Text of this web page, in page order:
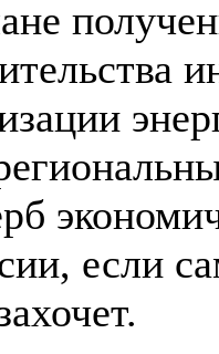
если